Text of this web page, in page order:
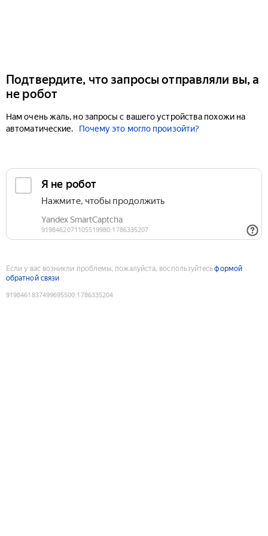
Подтвердите, что запросы отправляли вы, а
не робот
Нам очень жаль, но запросы с вашего устройства похожи на
автоматические.
Почему это могло произойти?
Если у вас возникли проблемы, пожалуйста, воспользуйтесьформой
обратной связи
9198461837499695500:1786335204